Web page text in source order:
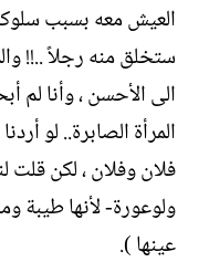
العيش معه بسبب
ستخلق منه رجلاً ..!!
الى الأحسن ، وأنا
المرأة الصابرة.. لو
فلان وفلان ، لكن قلت
ولوعورة- لأنها طيبة
عينها ).